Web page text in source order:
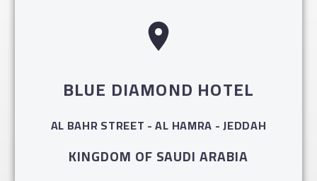
BLUE DIAMOND HOTEL
AL BAHR STREET - AL HAMRA - JEDDAH
KINGDOM OF SAUDI ARABIA